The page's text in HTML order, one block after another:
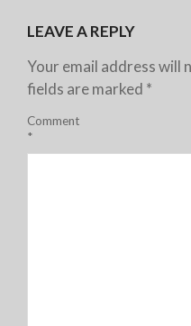
LEAVE A REPLY
Your email address will
fields are marked *
Comment
*